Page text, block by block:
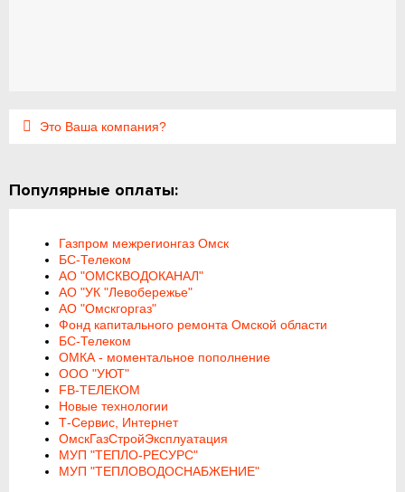
Это Ваша компания?
Популярные оплаты:
Газпром межрегионгаз Омск
БС-Телеком
АО "ОМСКВОДОКАНАЛ"
АО "УК "Левобережье"
АО "Омскгоргаз"
Фонд капитального ремонта Омской области
БС-Телеком
ОМКА - моментальное пополнение
ООО "УЮТ"
FB-ТЕЛЕКОМ
Новые технологии
Т-Сервис, Интернет
ОмскГазСтройЭксплуатация
МУП "ТЕПЛО-РЕСУРС"
МУП "ТЕПЛОВОДОСНАБЖЕНИЕ"